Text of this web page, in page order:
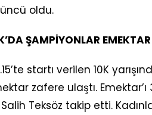
oldu.
ŞAMPİYONLAR
startı verilen 10K
zafere ulaştı.
Teksöz takip etti.